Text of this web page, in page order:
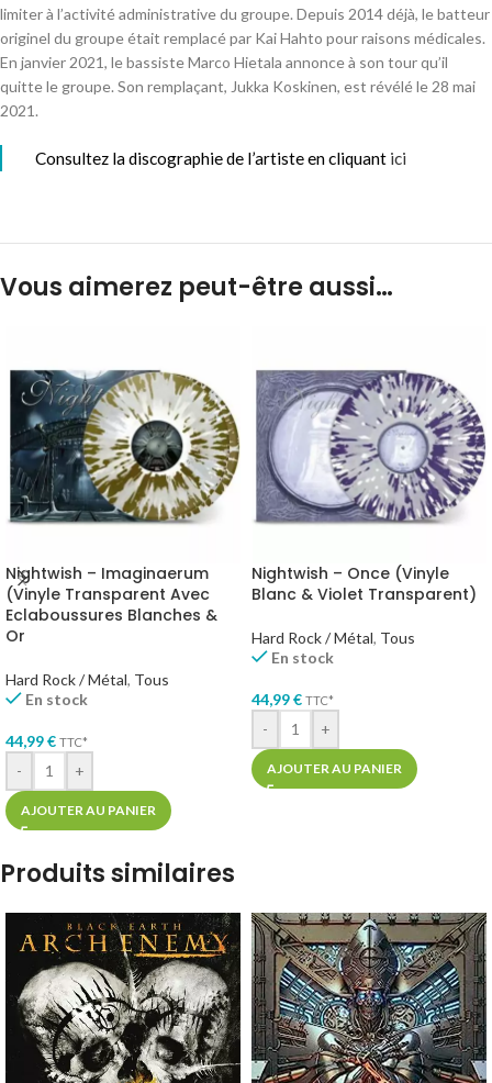
limiter à l’activité administrative du groupe. Depuis 2014 déjà, le batteur
originel du groupe était remplacé par Kai Hahto pour raisons médicales.
En janvier 2021, le bassiste Marco Hietala annonce à son tour qu’il
quitte le groupe. Son remplaçant, Jukka Koskinen, est révélé le 28 mai
2021.
Consultez la discographie de l’artiste en cliquant ici
Vous aimerez peut-être aussi…
Nightwish – Imaginaerum
(Vinyle Transparent Avec
Eclaboussures Blanches &
Or
Hard Rock / Métal, Tous
En stock
44,99€ TTC*
- +
AJOUTER AU PANIER
Nightwish – Once (Vinyle
Blanc & Violet Transparent)
Hard Rock / Métal, Tous
En stock
44,99€ TTC*
- +
AJOUTER AU PANIER
Produits similaires